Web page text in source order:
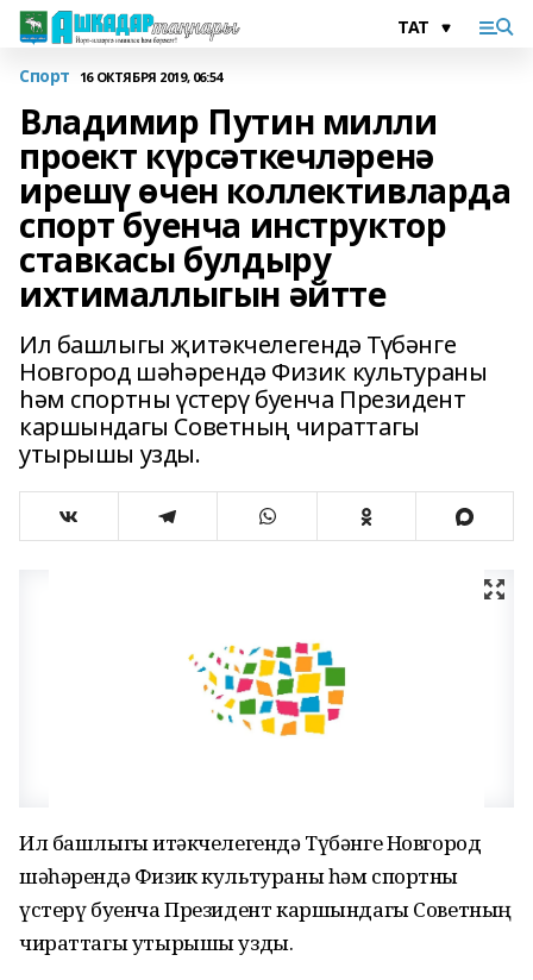
Спорт 16 ОКТЯБРЯ 2019, 06:54
Владимир Путин милли
проект күрсәткечләренә
ирешү өчен коллективларда
спорт буенча инструктор
ставкасы булдыру
ихтималлыгын әйтте
Ил башлыгы җитәкчелегендә Түбәнге
Новгород шәһәрендә Физик культураны
һәм спортны үстерү буенча Президент
каршындагы Советның чираттагы
утырышы узды.
Ил башлыгы җитәкчелегендә Түбәнге Новгород
шәһәрендә Физик культураны һәм спортны
үстерү буенча Президент каршындагы Советның
чираттагы утырышы узды.